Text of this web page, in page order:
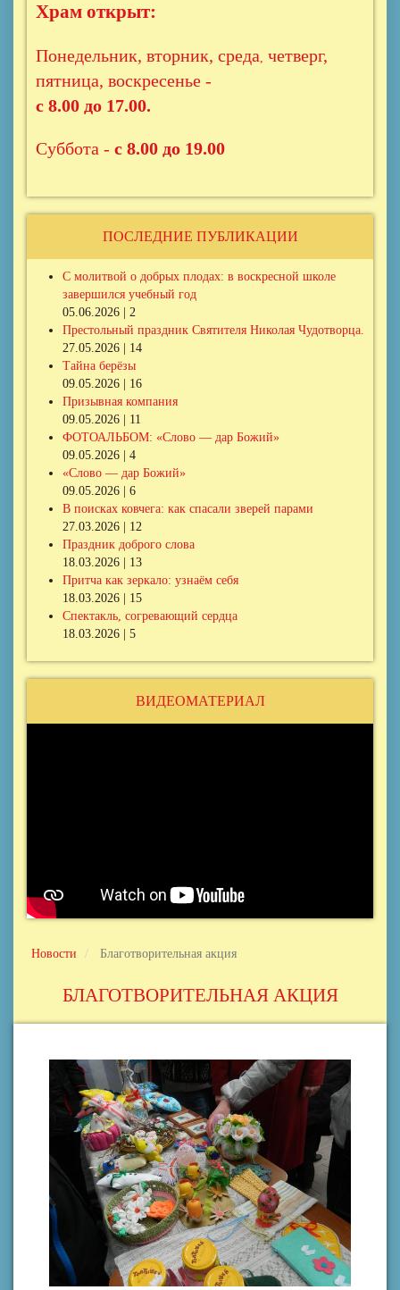
Храм открыт:
Понедельник, вторник, среда, четверг,
пятница, воскресенье -
с 8.00 до 17.00.
Суббота - с 8.00 до 19.00
ПОСЛЕДНИЕ ПУБЛИКАЦИИ
С молитвой о добрых плодах: в воскресной школе
завершился учебный год
05.06.2026 | 2
Престольный праздник Святителя Николая Чудотворца.
27.05.2026 | 14
Тайна берёзы
09.05.2026 | 16
Призывная компания
09.05.2026 | 11
ФОТОАЛЬБОМ: «Слово — дар Божий»
09.05.2026 | 4
«Слово — дар Божий»
09.05.2026 | 6
В поисках ковчега: как спасали зверей парами
27.03.2026 | 12
Праздник доброго слова
18.03.2026 | 13
Притча как зеркало: узнаём себя
18.03.2026 | 15
Спектакль, согревающий сердца
18.03.2026 | 5
ВИДЕОМАТЕРИАЛ
Новости Благотворительная акция
БЛАГОТВОРИТЕЛЬНАЯ АКЦИЯ